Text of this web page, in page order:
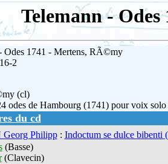
Telemann -
Odes 1741 - Mertens, RÃ©my
2
(cl)
odes de Hambourg (1741) pour voix
du cd
Philipp: Indoctum se dulce bibenti
(Basse)
(Clavecin)